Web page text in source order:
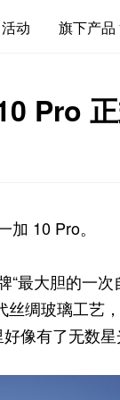
活动 旗下产品
Pro
10 Pro。
最大胆的一
丝绸玻璃工艺
像有了无数星